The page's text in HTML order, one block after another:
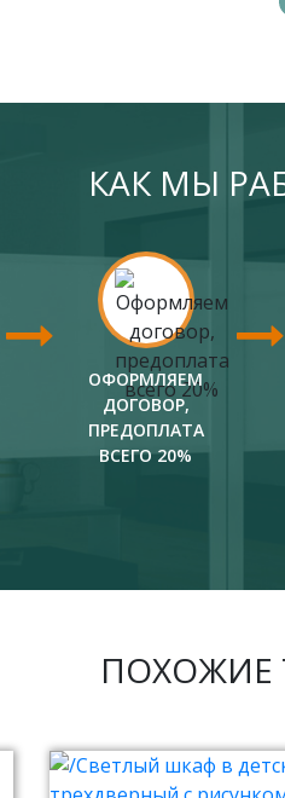
КАК МЫ
ОФОРМЛЯЕМ
ДОГОВОР,
ПРЕДОПЛАТА
ВСЕГО 20%
ПОХОЖИЕ